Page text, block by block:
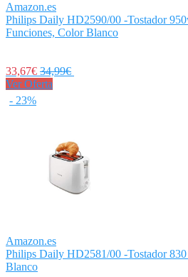
Amazon.es
Philips Daily HD2590/00 -Tostador
Funciones, Color Blanco
33,67€ 34,99€
Ver Oferta
- 23%
Amazon.es
Philips Daily HD2581/00 -Tostador
Blanco